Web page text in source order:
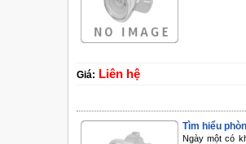
Giá: Liên hệ
Tìm hiểu
Ngày một có